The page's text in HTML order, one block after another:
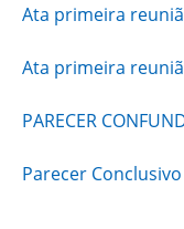
Ata primeira
Ata primeira
PARECER
Parecer Conclusivo